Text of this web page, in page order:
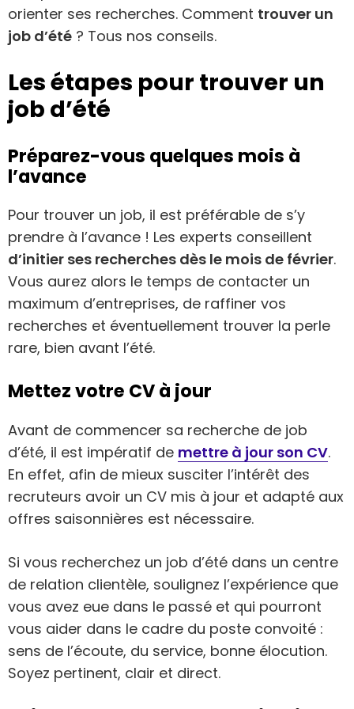
orienter ses recherches. Comment trouver un
job d’été ? Tous nos conseils.
Les étapes pour trouver un
job d’été
Préparez-vous quelques mois à
l’avance
Pour trouver un job, il est préférable de s’y
prendre à l’avance ! Les experts conseillent
d’initier ses recherches dès le mois de février.
Vous aurez alors le temps de contacter un
maximum d’entreprises, de raffiner vos
recherches et éventuellement trouver la perle
rare, bien avant l’été.
Mettez votre CV à jour
Avant de commencer sa recherche de job
d’été, il est impératif de mettre à jour son CV.
En effet, afin de mieux susciter l’intérêt des
recruteurs avoir un CV mis à jour et adapté aux
offres saisonnières est nécessaire.
Si vous recherchez un job d’été dans un centre
de relation clientèle, soulignez l’expérience que
vous avez eue dans le passé et qui pourront
vous aider dans le cadre du poste convoité :
sens de l’écoute, du service, bonne élocution.
Soyez pertinent, clair et direct.